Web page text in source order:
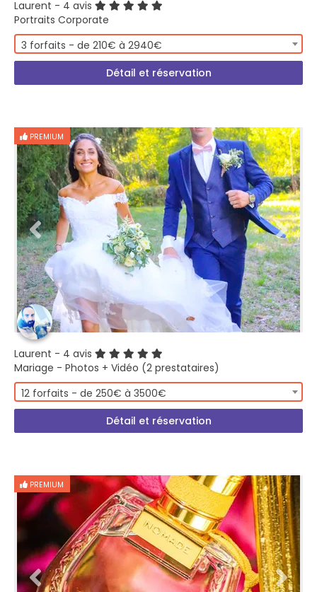
Laurent - 4 avis
Portraits Corporate
3 forfaits - de 210€ à 2940€
Détail et réservation
PREMIUM
Laurent - 4 avis
Mariage - Photos + Vidéo (2 prestataires)
12 forfaits - de 250€ à 3500€
Détail et réservation
PREMIUM